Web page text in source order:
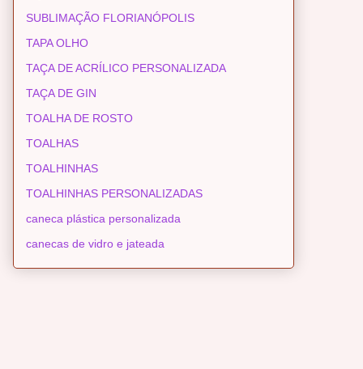
SUBLIMAÇÃO FLORIANÓPOLIS
TAPA OLHO
TAÇA DE ACRÍLICO PERSONALIZADA
TAÇA DE GIN
TOALHA DE ROSTO
TOALHAS
TOALHINHAS
TOALHINHAS PERSONALIZADAS
caneca plástica personalizada
canecas de vidro e jateada